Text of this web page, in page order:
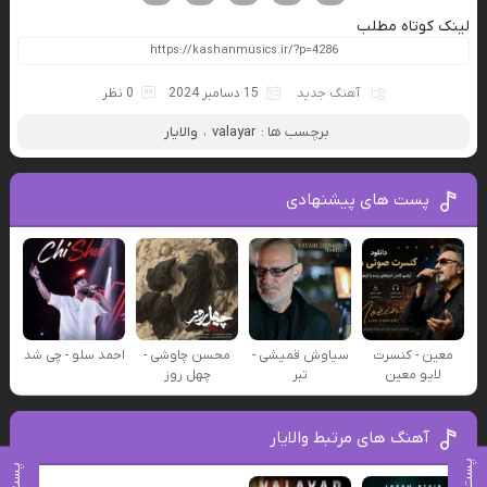
لینک کوتاه مطلب
آهنگ جدید 15 دسامبر 2024 0 نظر
برچسب ها : valayar ، والایار
پست های پیشنهادی
معین - کنسرت
لایو معین
سیاوش قمیشی -
تبر
محسن چاوشی -
چهل روز
احمد سلو - چی شد
آهنگ های مرتبط والایار